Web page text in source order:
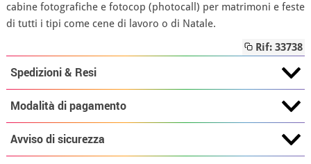
cabine fotografiche e fotocop (photocall) per matrimoni e feste
di tutti i tipi come cene di lavoro o di Natale.
Rif: 33738
Spedizioni & Resi
Modalità di pagamento
Avviso di sicurezza